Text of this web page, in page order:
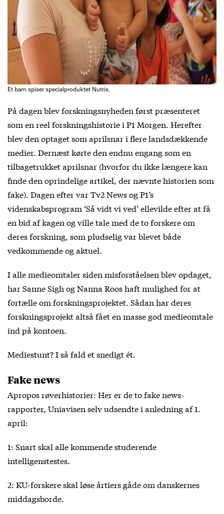
Et barn spiser specialproduktet Nutrix.
På dagen blev forskningsnyheden først præsenteret
som en reel forskningshistorie i P1 Morgen. Herefter
blev den optaget som aprilsnar i flere landsdækkende
medier. Dernæst kørte den endnu engang som en
tilbagetrukket aprilsnar (hvorfor du ikke længere kan
finde den oprindelige artikel, der nævnte historien som
fake). Dagen efter var Tv2 News og P1’s
videnskabsprogram ‘Så vidt vi ved’ ellevilde efter at få
en bid af kagen og ville tale med de to forskere om
deres forskning, som pludselig var blevet både
vedkommende og aktuel.
I alle medieomtaler siden misforståelsen blev opdaget,
har Sanne Sigh og Nanna Roos haft mulighed for at
fortælle om forskningsprojektet. Sådan har deres
forskningsprojekt altså fået en masse god medieomtale
ind på kontoen.
Mediestunt? I så fald et snedigt ét.
Fake news
Apropos røverhistorier: Her er de to fake news-
rapporter, Uniavisen selv udsendte i anledning af 1.
april:
1: Snart skal alle kommende studerende
intelligenstestes.
2: KU-forskere skal løse årtiers gåde om danskernes
middagsborde.